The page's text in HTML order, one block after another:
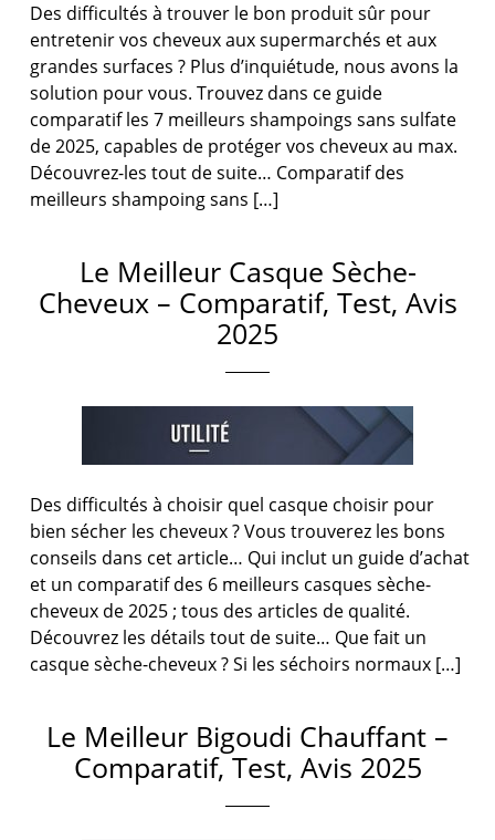
Des difficultés à trouver le bon produit sûr pour
entretenir vos cheveux aux supermarchés et aux
grandes surfaces ? Plus d’inquiétude, nous avons la
solution pour vous. Trouvez dans ce guide
comparatif les 7 meilleurs shampoings sans sulfate
de 2025, capables de protéger vos cheveux au max.
Découvrez-les tout de suite… Comparatif des
meilleurs shampoing sans […]
Le Meilleur Casque Sèche-
Cheveux – Comparatif, Test, Avis
2025
Des difficultés à choisir quel casque choisir pour
bien sécher les cheveux ? Vous trouverez les bons
conseils dans cet article… Qui inclut un guide d’achat
et un comparatif des 6 meilleurs casques sèche-
cheveux de 2025 ; tous des articles de qualité.
Découvrez les détails tout de suite… Que fait un
casque sèche-cheveux ? Si les séchoirs normaux […]
Le Meilleur Bigoudi Chauffant –
Comparatif, Test, Avis 2025